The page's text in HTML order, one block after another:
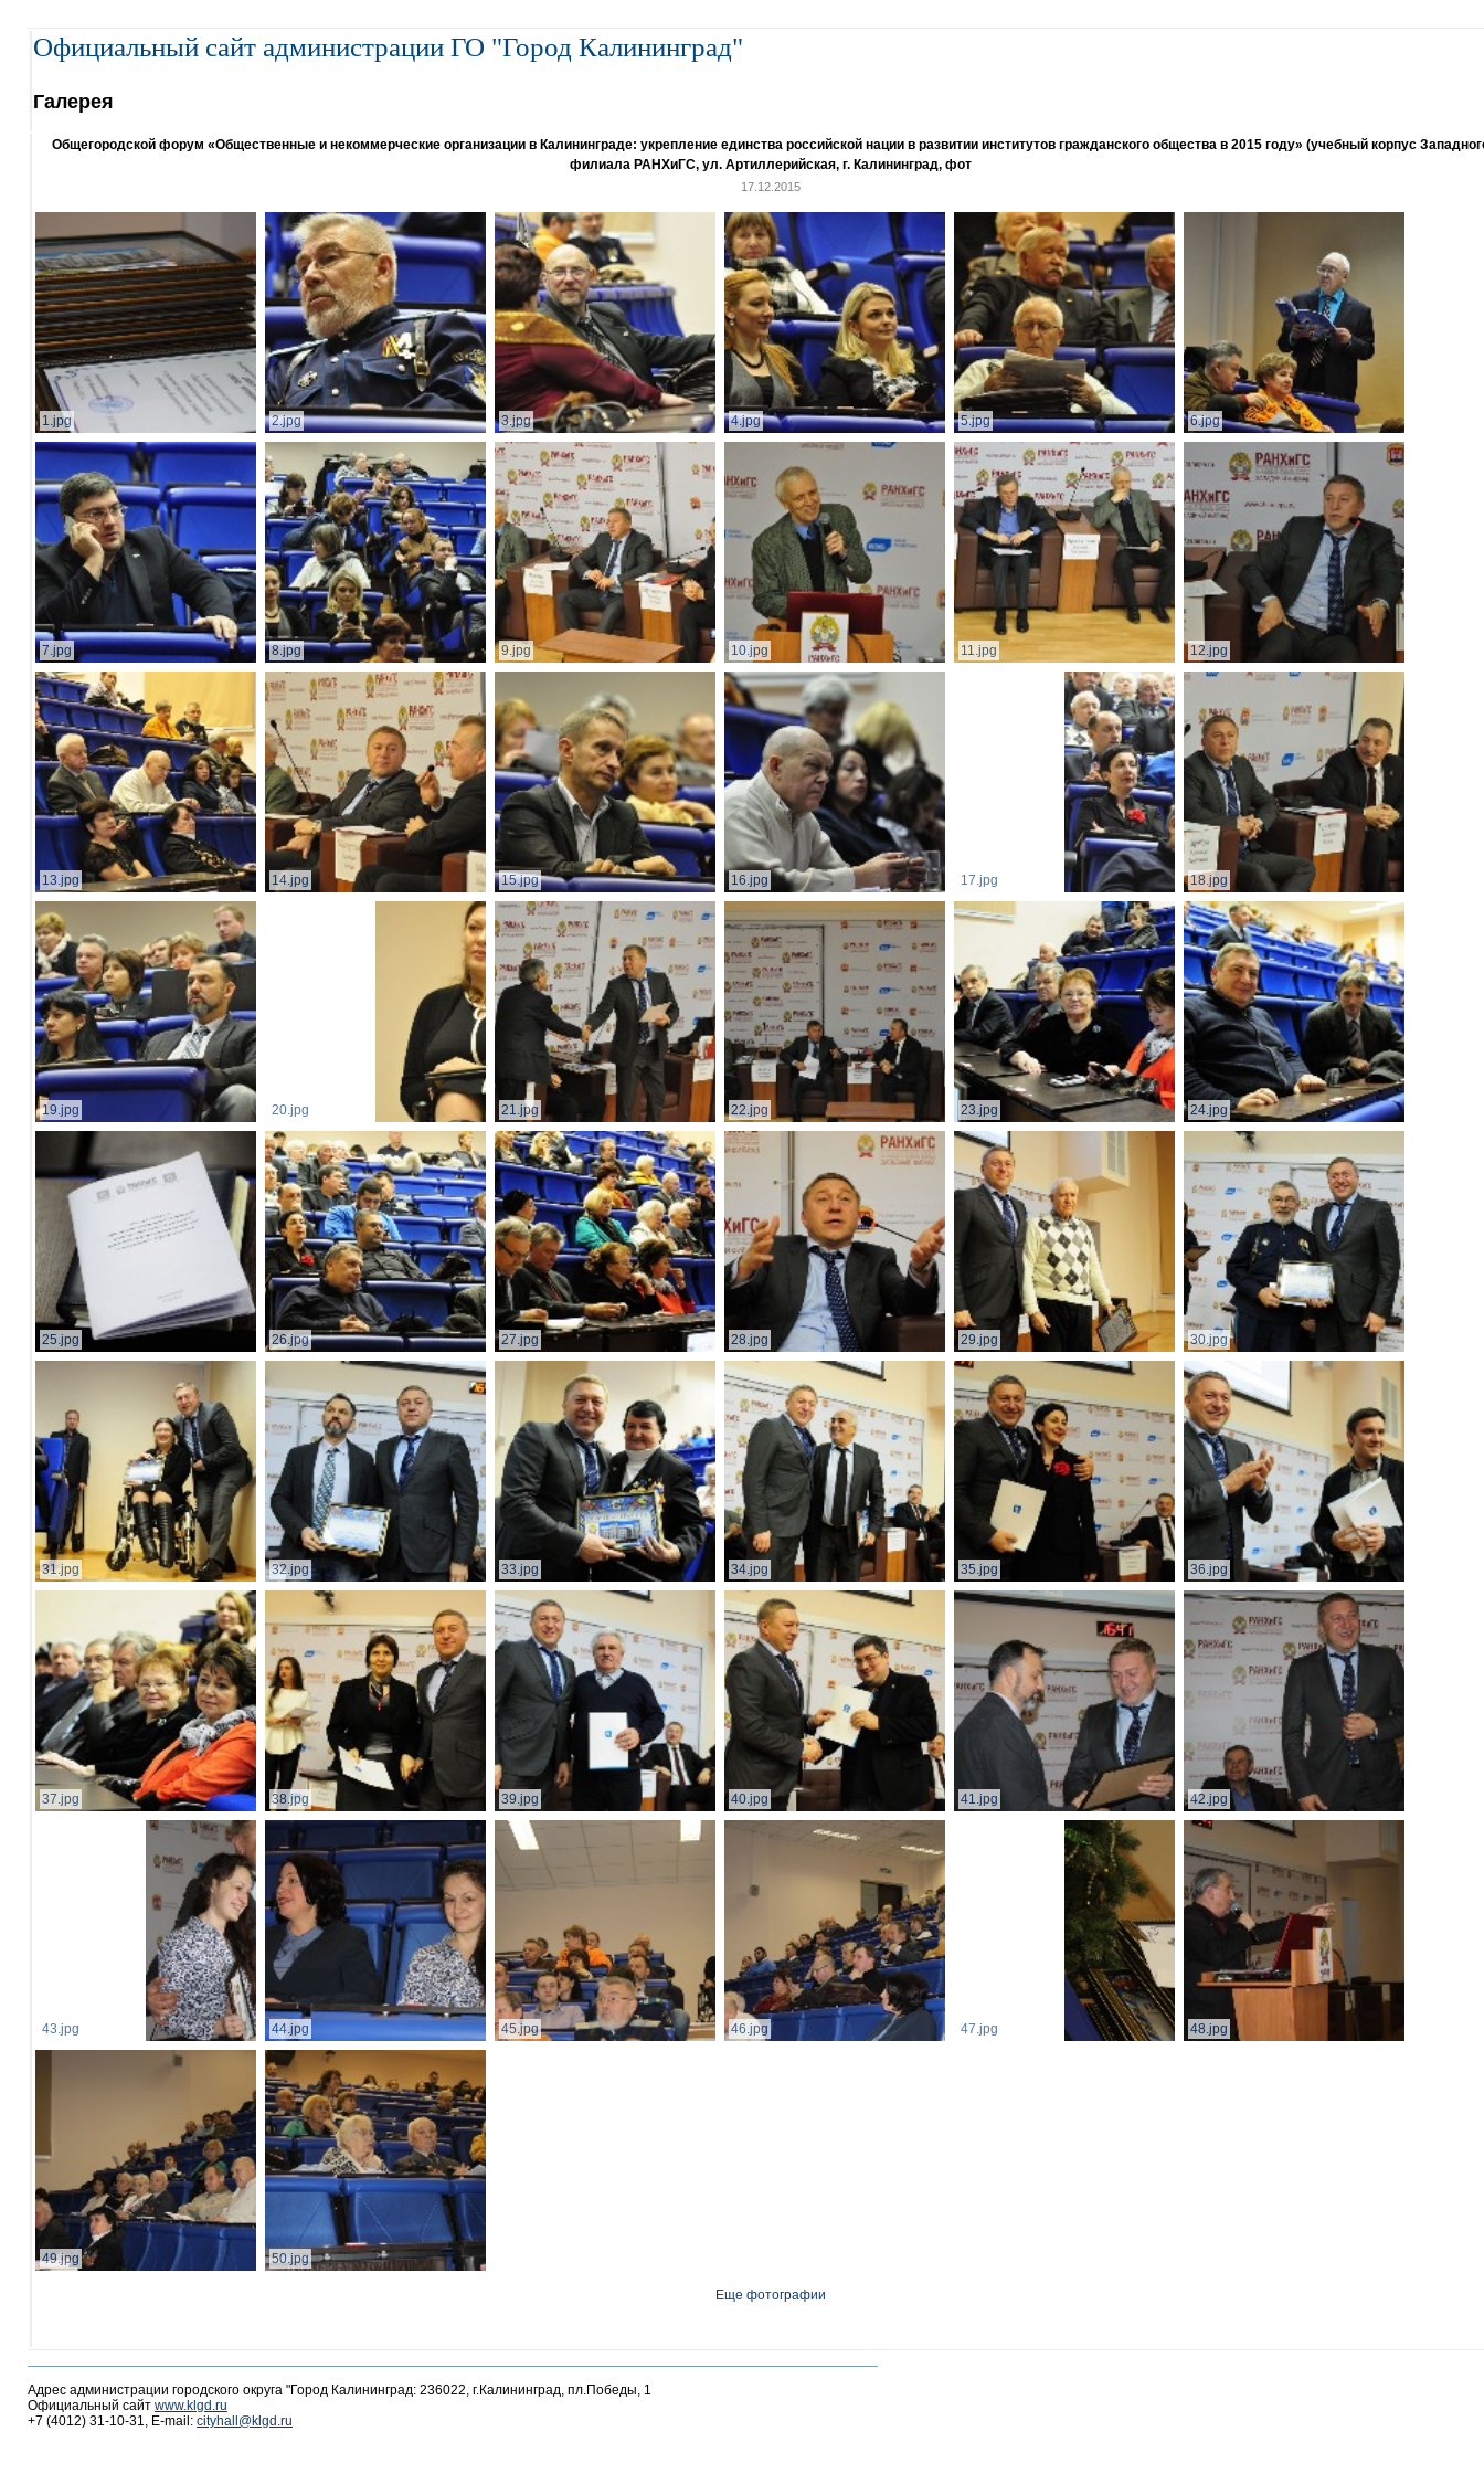
Официальный сайт администрации ГО "Город Калининград"
Галерея
Общегородской форум «Общественные и некоммерческие организации в Калининграде: укрепление единства российской нации в развитии институтов гражданского общества в 2015 году» (учебный корпус
филиала РАНХиГС, ул. Артиллерийская, г. Калининград, фот
17.12.2015
1.jpg 2.jpg 3.jpg 4.jpg 5.jpg 6.jpg
7.jpg 8.jpg 9.jpg 10.jpg 11.jpg 12.jpg
13.jpg 14.jpg 15.jpg 16.jpg 17.jpg 18.jpg
19.jpg 20.jpg 21.jpg 22.jpg 23.jpg 24.jpg
25.jpg 26.jpg 27.jpg 28.jpg 29.jpg 30.jpg
31.jpg 32.jpg 33.jpg 34.jpg 35.jpg 36.jpg
37.jpg 38.jpg 39.jpg 40.jpg 41.jpg 42.jpg
43.jpg 44.jpg 45.jpg 46.jpg 47.jpg 48.jpg
49.jpg 50.jpg
Еще фотографии
Адрес администрации городского округа "Город Калининград: 236022, г.Калининград, пл.Победы, 1
Официальный сайт www.klgd.ru
+7 (4012) 31-10-31, E-mail: cityhall@klgd.ru